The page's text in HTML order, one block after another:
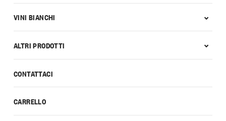
CONTATTACI
CARRELLO
VINI BIANCHI
ALTRI PRODOTTI